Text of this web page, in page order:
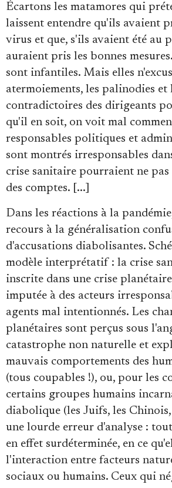
Écartons les matamores qui
laissent entendre qu'ils avaient
virus et que, s'ils avaient été au
auraient pris les bonnes
sont infantiles. Mais elles
atermoiements, les palinodies et
contradictoires des dirigeants
qu'il en soit, on voit mal
responsables politiques et
sont montrés irresponsables
crise sanitaire pourraient ne
des comptes. [...]
Dans les réactions à la
recours à la généralisation
d'accusations diabolisantes.
modèle interprétatif : la crise
inscrite dans une crise
imputée à des acteurs
agents mal intentionnés. Les
planétaires sont perçus sous
catastrophe non naturelle et
mauvais comportements des
(tous coupables !), ou, pour les
certains groupes humains
diabolique (les Juifs, les
une lourde erreur d'analyse :
en effet surdéterminée, en ce
l'interaction entre facteurs
sociaux ou humains. Ceux qui